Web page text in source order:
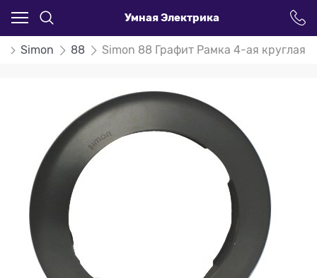
Умная Электрика
Simon 88 Simon 88 Графит Рамка 4-ая круглая